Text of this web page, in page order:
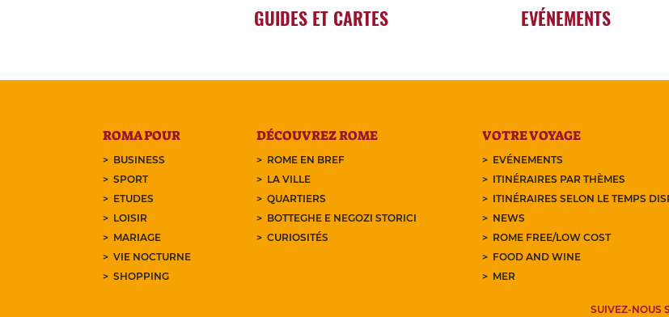
GUIDES ET CARTES EVÉNEMENTS
ROMA POUR
BUSINESS
SPORT
ETUDES
LOISIR
MARIAGE
VIE NOCTURNE
SHOPPING
DÉCOUVREZ ROME
ROME EN BREF
LA VILLE
QUARTIERS
BOTTEGHE E NEGOZI STORICI
CURIOSITÉS
VOTRE VOYAGE
EVÉNEMENTS
ITINÉRAIRES PAR THÈMES
ITINÉRAIRES SELON LE TEMPS
NEWS
ROME FREE/LOW COST
FOOD AND WINE
MER
SUIVEZ-NOUS